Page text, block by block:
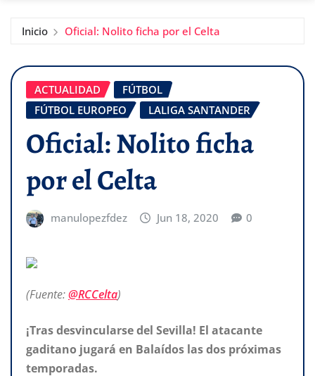
Inicio Oficial: Nolito ficha por el Celta
ACTUALIDAD
FÚTBOL
FÚTBOL EUROPEO
LALIGA SANTANDER
Oficial: Nolito ficha
por el Celta
manulopezfdez Jun 18, 2020 0
(Fuente:@RCCelta)
¡Tras desvincularse del Sevilla! El atacante
gaditano jugará en Balaídos las dos próximas
temporadas.